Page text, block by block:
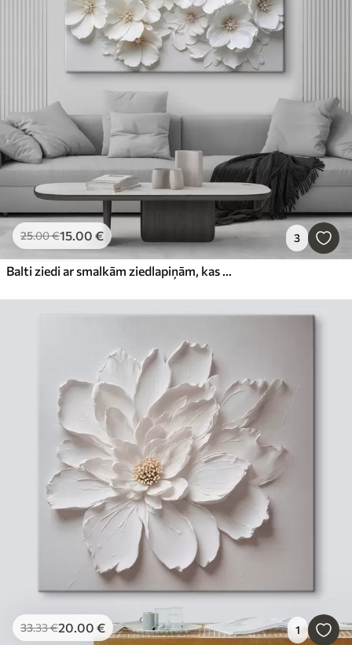
25.00€15.00 € 3
Balti ziedi ar smalkām ziedlapiņām, kas sakārtotas skaistā ziedu rakstā uz gaiša fona
33.33€20.00 € 1